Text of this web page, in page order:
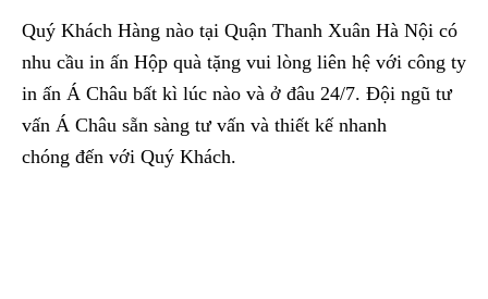
Quý Khách Hàng nào tại Quận Thanh Xuân Hà Nội có
nhu cầu in ấn Hộp quà tặng vui lòng liên hệ với công ty
in ấn Á Châu bất kì lúc nào và ở đâu 24/7. Đội ngũ tư
vấn Á Châu sẵn sàng tư vấn và thiết kế nhanh
chóng đến với Quý Khách.